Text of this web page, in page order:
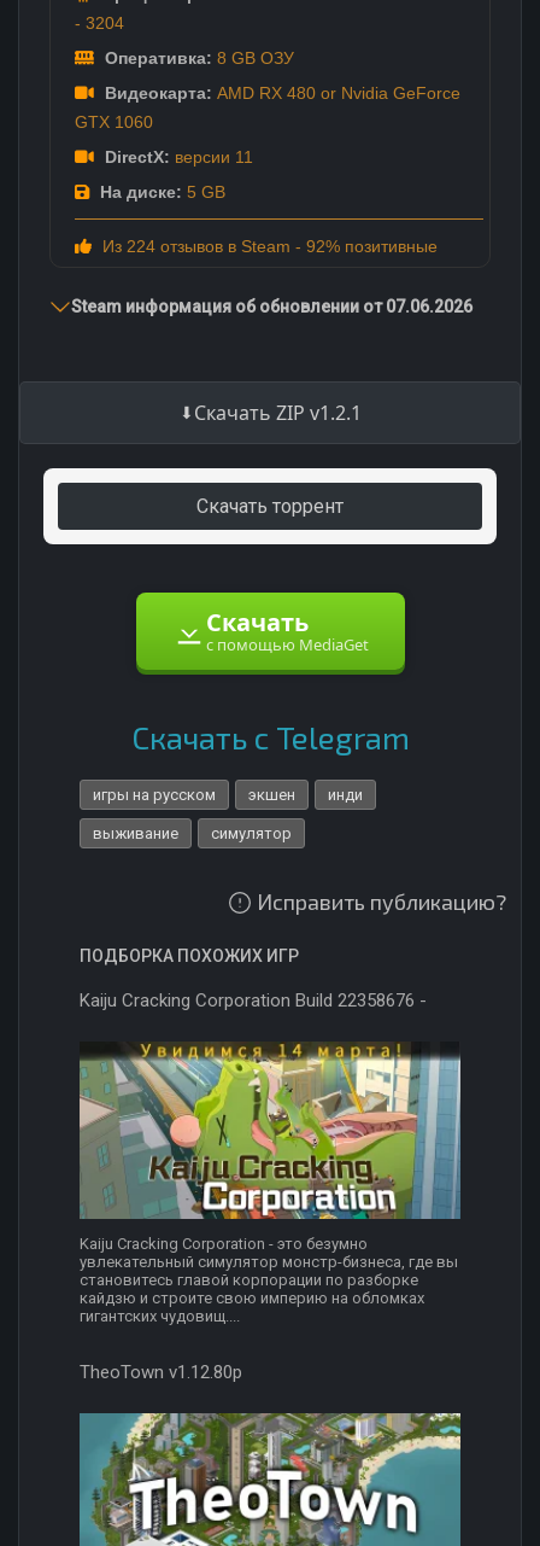
- 3204
Оперативка: 8 GB ОЗУ
Видеокарта: AMD RX 480 or Nvidia GeForce
GTX 1060
DirectX: версии 11
На диске: 5 GB
Из 224 отзывов в Steam - 92% позитивные
Steam информация об обновлении от 07.06.2026
Скачать ZIP v1.2.1
Скачать торрент
Скачать
с помощью MediaGet
Скачать с Telegram
игры на русском экшен инди
выживание симулятор
Исправить публикацию?
ПОДБОРКА ПОХОЖИХ ИГР
Kaiju Cracking Corporation Build 22358676 -
Kaiju Cracking Corporation - это безумно
увлекательный симулятор монстр-бизнеса, где вы
становитесь главой корпорации по разборке
кайдзю и строите свою империю на обломках
гигантских чудовищ....
TheoTown v1.12.80p